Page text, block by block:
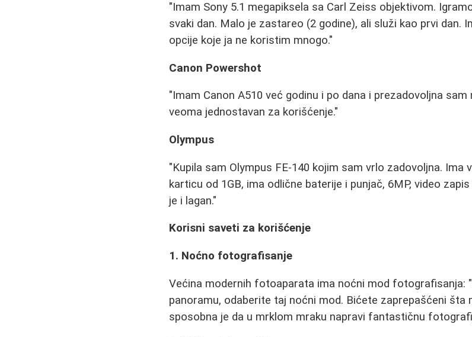
"Imam Sony 5.1 megapiksela sa Carl Zeiss objektivom.
svaki dan. Malo je zastareo (2 godine), ali služi kao prvi dan.
opcije koje ja ne koristim mnogo."
Canon Powershot
"Imam Canon A510 već godinu i po dana i prezadovoljna sam
veoma jednostavan za korišćenje."
Olympus
"Kupila sam Olympus FE-140 kojim sam vrlo zadovoljna. Ima
karticu od 1GB, ima odlične baterije i punjač, 6MP, video
je i lagan."
Korisni saveti za korišćenje
1. Noćno fotografisanje
Većina modernih fotoaparata ima noćni mod fotografisanja:
panoramu, odaberite taj noćni mod. Bićete zaprepašćeni šta
sposobna je da u mrklom mraku napravi fantastičnu